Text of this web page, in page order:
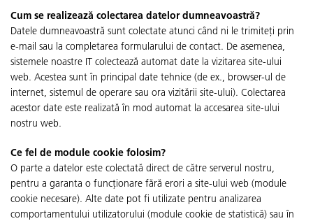
Cum se realizează colectarea datelor dumneavoastră?
Datele dumneavoastră sunt colectate atunci când ni le trimiteți prin
e-mail sau la completarea formularului de contact. De asemenea,
sistemele noastre IT colectează automat date la vizitarea site-ului
web. Acestea sunt în principal date tehnice (de ex., browser-ul de
internet, sistemul de operare sau ora vizitării site-ului). Colectarea
acestor date este realizată în mod automat la accesarea site-ului
nostru web.
Ce fel de module cookie folosim?
O parte a datelor este colectată direct de către serverul nostru,
pentru a garanta o funcționare fără erori a site-ului web (module
cookie necesare). Alte date pot fi utilizate pentru analizarea
comportamentului utilizatorului (module cookie de statistică) sau în